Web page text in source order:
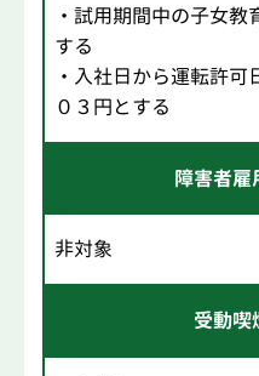
・試用期間中の子女
する
・入社日から運転許
０３円とする
障害者雇
非対象
受動喫